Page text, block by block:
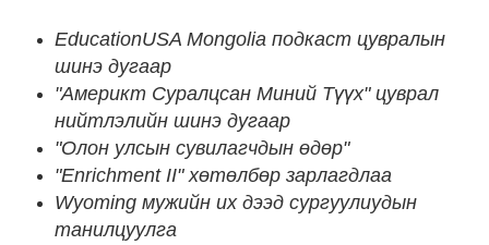
EducationUSA Mongolia подкаст цувралын
шинэ дугаар
"Америкт Суралцсан Миний Түүх" цуврал
нийтлэлийн шинэ дугаар
"Олон улсын сувилагчдын өдөр"
"Enrichment II" хөтөлбөр зарлагдлаа
Wyoming мужийн их дээд сургуулиудын
танилцуулга